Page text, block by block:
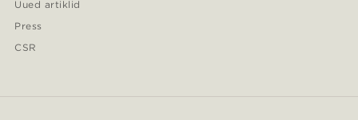
Uued artiklid
Press
CSR